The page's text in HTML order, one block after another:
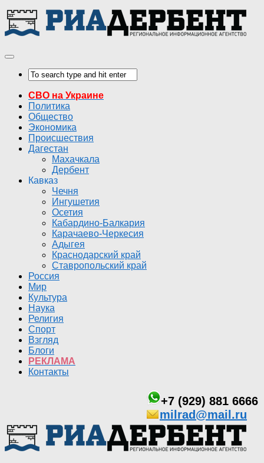
СВО на Украине
Политика
Общество
Экономика
Происшествия
Дагестан
Махачкала
Дербент
Кавказ
Чечня
Ингушетия
Осетия
Кабардино-Балкария
Карачаево-Черкесия
Адыгея
Краснодарский край
Ставропольский край
Россия
Мир
Культура
Наука
Религия
Спорт
Взгляд
Блоги
РЕКЛАМА
Контакты
+7 (929) 881 6666
milrad@mail.ru